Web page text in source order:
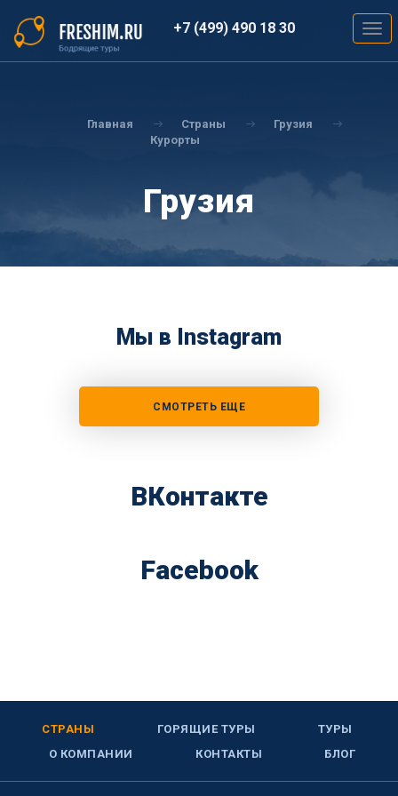
основному
содержанию
+7 (499) 490 18 30
Главная Страны
Грузия
Курорты
Грузия
Мы в Instagram
СМОТРЕТЬ ЕЩЕ
ВКонтакте
Facebook
СТРАНЫ ГОРЯЩИЕ ТУРЫ
ТУРЫ
О КОМПАНИИ
КОНТАКТЫ БЛОГ